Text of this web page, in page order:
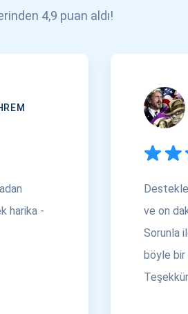
4,9 puan aldı!
harika -
ve on
Sorunla
böyle